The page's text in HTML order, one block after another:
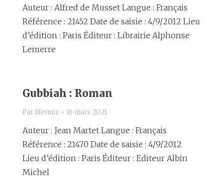
Auteur : Alfred de Musset Langue : Français
Référence : 21452 Date de saisie : 4/9/2012 Lieu
d’édition : Paris Éditeur : Librairie Alphonse
Lemerre
Gubbiah : Roman
Par lifemoz 16 mars 2021
Auteur : Jean Martet Langue : Français
Référence : 21470 Date de saisie : 4/9/2012
Lieu d’édition : Paris Éditeur : Editeur Albin
Michel